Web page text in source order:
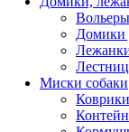
Домики
Миски собаки